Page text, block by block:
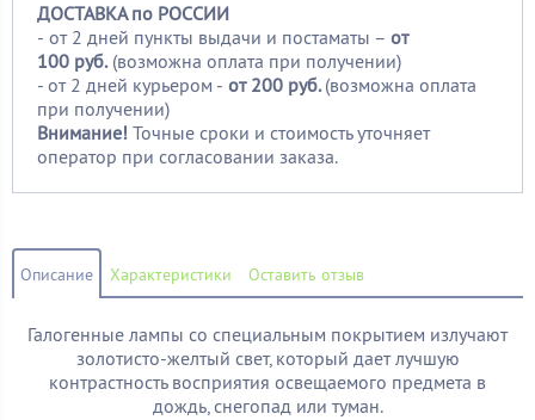
ДОСТАВКА по РОССИИ
- от 2 дней пункты выдачи и постаматы – от
100 руб. (возможна оплата при получении)
- от 2 дней курьером - от 200 руб.(возможна оплата
при получении)
Внимание! Точные сроки и стоимость уточняет
оператор при согласовании заказа.
Описание Характеристики Оставить отзыв
Галогенные лампы со специальным покрытием излучают
золотисто-желтый свет, который дает лучшую
контрастность восприятия освещаемого предмета в
дождь, снегопад или туман.